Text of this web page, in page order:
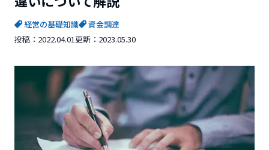
経営の基礎知識
資金調達
投稿： 2022.04.01更新： 2023.05.30